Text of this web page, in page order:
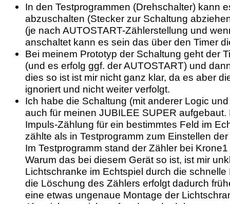
In den Testprogrammen (Drehschalter) kann
abzuschalten (Stecker zur Schaltung
(je nach AUTOSTART-Zählerstellung und
anschaltet kann es sein das über den Timer
Bei meinem Prototyp der Schaltung geht der
(und es erfolg ggf. der AUTOSTART) und
dies so ist ist mir nicht ganz klar, da es aber
ignoriert und nicht weiter verfolgt.
Ich habe die Schaltung (mit anderer Logic
auch für meinen JUBILEE SUPER
Impuls-Zählung für ein bestimmtes Feld im
zählte als in Testprogramm zum Einstellen
Im Testprogramm stand der Zähler bei
Warum das bei diesem Gerät so ist, ist mir
Lichtschranke im Echtspiel durch die
die Löschung des Zählers erfolgt dadurch
eine etwas ungenaue Montage der